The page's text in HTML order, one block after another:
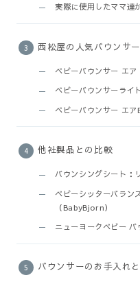
実際に使用したママ達
西松屋の人気バウンサ
ベビーバウンサー エア
ベビーバウンサーライ
ベビーバウンサー エア
他社製品との比較
バウンシングシート：
ベビーシッターバラン
（BabyBjorn）
ニューヨークベビー バ
バウンサーのお手入れ